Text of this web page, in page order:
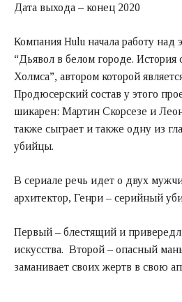
Дата выхода – конец 2020
Компания Hulu начала работу над
“Дьявол в белом городе. История
Холмса”, автором которой
Продюсерский состав у этого
шикарен: Мартин Скорсезе и
также сыграет и также одну из
убийцы.
В сериале речь идет о двух
архитектор, Генри – серийный
Первый – блестящий и
искусства. Второй – опасный
заманивает своих жертв в свою